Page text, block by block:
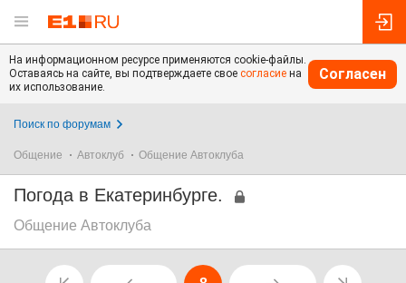
На информационном ресурсе применяются cookie-файлы.
Оставаясь на сайте, вы подтверждаете свое согласие на
их использование.
Согласен
Поиск по форумам
Общение Автоклуб Общение Автоклуба
Погода в Екатеринбурге.
Общение Автоклуба